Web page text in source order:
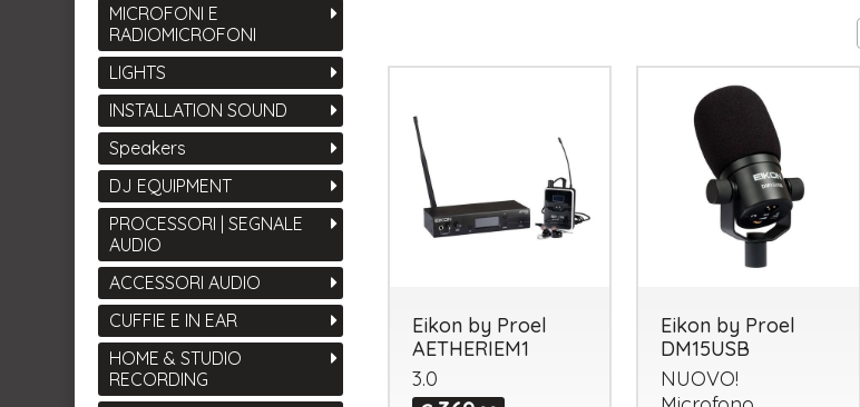
Eikon by Proel
AETHERIEM1
3.0
Eikon by Proel
DM15USB
NUOVO!
MICROFONI E
RADIOMICROFONI
LIGHTS
INSTALLATION SOUND
Speakers
DJ EQUIPMENT
PROCESSORI | SEGNALE
AUDIO
ACCESSORI AUDIO
CUFFIE E IN EAR
HOME & STUDIO
RECORDING